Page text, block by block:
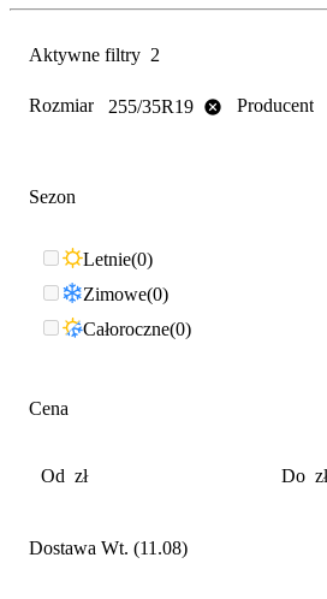
Aktywne filtry 2
Rozmiar 255/35R19 Producent
Sezon
Letnie 0
Zimowe 0
Całoroczne 0
Cena
Dostawa Wt. (11.08)